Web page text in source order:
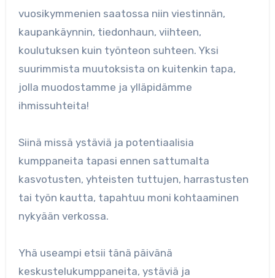
vuosikymmenien saatossa niin viestinnän,
kaupankäynnin, tiedonhaun, viihteen,
koulutuksen kuin työnteon suhteen. Yksi
suurimmista muutoksista on kuitenkin tapa,
jolla muodostamme ja ylläpidämme
ihmissuhteita!
Siinä missä ystäviä ja potentiaalisia
kumppaneita tapasi ennen sattumalta
kasvotusten, yhteisten tuttujen, harrastusten
tai työn kautta, tapahtuu moni kohtaaminen
nykyään verkossa.
Yhä useampi etsii tänä päivänä
keskustelukumppaneita, ystäviä ja